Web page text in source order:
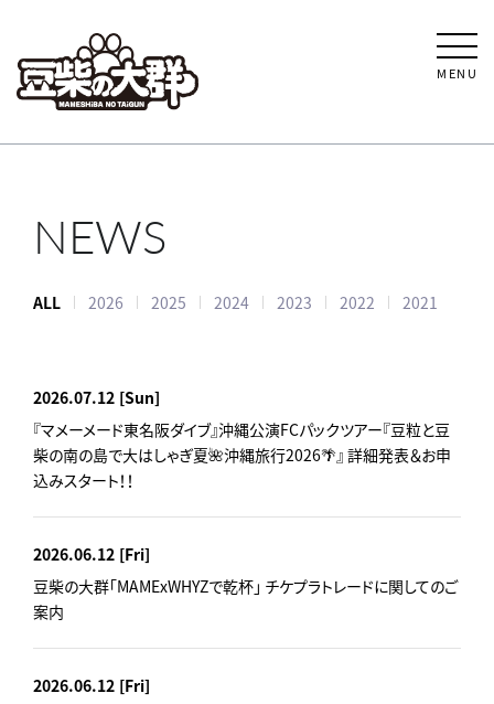
MENU
NEWS
ALL 2026 2025 2024 2023 2022 2021
2026.07.12 [Sun]
『マメーメード東名阪ダイブ』沖縄公演FCパックツアー『豆粒と豆
柴の南の島で大はしゃぎ夏🌺沖縄旅行2026🌴』 詳細発表＆お申
込みスタート！！
2026.06.12 [Fri]
豆柴の大群「MAMExWHYZで乾杯」 チケプラトレードに関してのご
案内
2026.06.12 [Fri]